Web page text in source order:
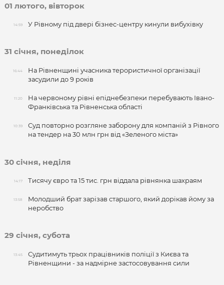
01 лютого, вівторок
14:59 У Рівному під двері бізнес-центру кинули вибухівку
31 січня, понеділок
16:44
На Рівненщині учасника терористичної організації
засудили до 9 років
11:20
На червоному рівні епіднебезпеки перебувають Івано-
Франківська та Рівненська області
10:39
Суд повторно розгляне заборону для компаній з Рівного
на тендер на 30 млн грн від «Зеленого міста»
30 січня, неділя
14:17 Тисячу євро та 15 тис. грн віддала рівнянка шахраям
13:58
Молодший брат зарізав старшого, який дорікав йому за
неробство
29 січня, субота
13:45
Судитимуть трьох працівників поліції з Києва та
Рівненщини - за надмірне застосовування сили